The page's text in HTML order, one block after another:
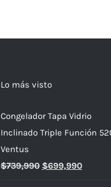
Lo más visto
Congelador Tapa Vidrio
Inclinado Triple Función
Ventus
$739,990 El
$699,990El